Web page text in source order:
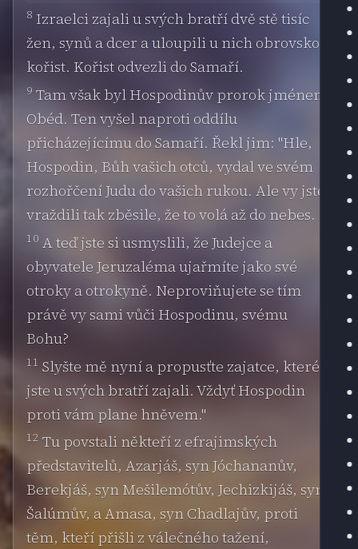
8 Izraelci zajali u svých bratří dvě stě tisíc
žen, synů a dcer a uloupili u nich obrovskou
kořist. Kořist odvezli do Samaří.
9 Tam však byl Hospodinův prorok jménem
Obéd. Ten vyšel naproti oddílu
přicházejícímu do Samaří. Řekl jim: "Hle,
Hospodin, Bůh vašich otců, vydal ve svém
rozhořčení Judu do vašich rukou. Ale vy jste
vraždili tak zběsile, že to volá až do nebes.
10 A teď jste si usmyslili, že Judejce a
obyvatele Jeruzaléma ujařmíte jako své
otroky a otrokyně. Neproviňujete se tím
právě vy sami vůči Hospodinu, svému
Bohu?
11 Slyšte mě nyní a propusťte zajatce, které
jste u svých bratří zajali. Vždyť Hospodin
proti vám plane hněvem."
12 Tu povstali někteří z efrajimských
představitelů, Azarjáš, syn Jóchananův,
Berekjáš, syn Mešilemótův, Jechizkijáš, syn
Šalúmův, a Amasa, syn Chadlajův, proti
těm, kteří přišli z válečného tažení,